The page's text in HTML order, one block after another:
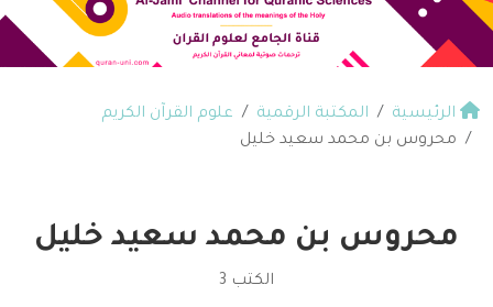
الرئيسية المكتبة الرقمية
علوم القرآن الكريم
محروس بن محمد سعيد خليل
محروس بن محمد سعيد خليل
الكتب 3